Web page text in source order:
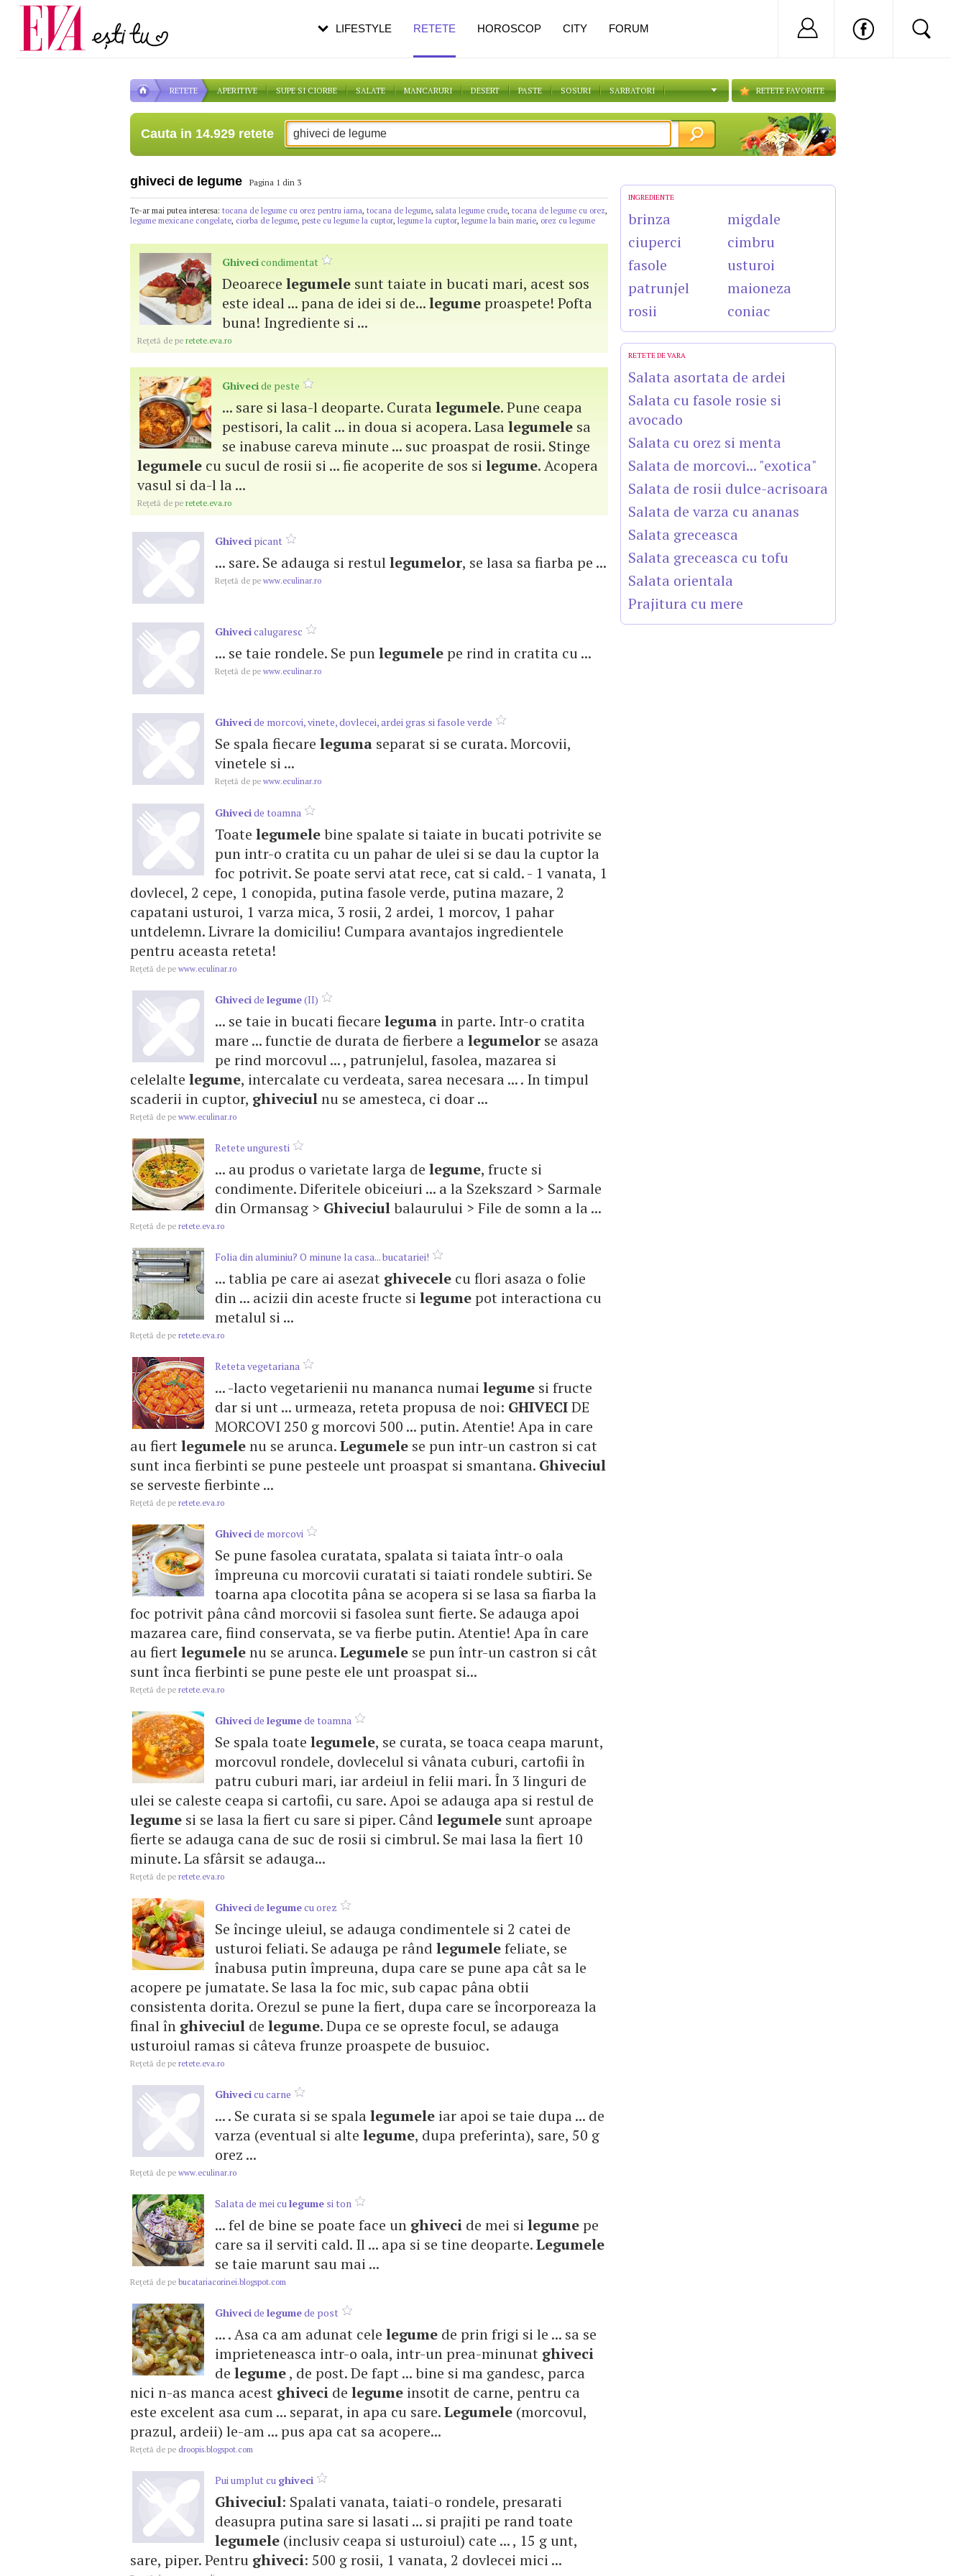
RETETE APERITIVE SUPE SI CIORBE SALATE MANCARURI DESERT PASTE SOSURI SARBATORI RETETE FAVORITE
Cauta in 14.929 retete
ghiveci de legume Pagina 1 din 3
Te-ar mai putea interesa: tocana de legume cu orez pentru iarna, tocana de legume, salata legume crude, tocana de legume cu orez,
legume mexicane congelate, ciorba de legume, peste cu legume la cuptor, legume la cuptor, legume la bain marie, orez cu legume
Ghivecicondimentat
Deoarece legumele sunt taiate in bucati mari, acest sos
este ideal ... pana de idei si de...legumeproaspete! Pofta
buna! Ingrediente si ...
Reţetă de pe retete.eva.ro
Ghivecide peste
... sare si lasa-l deoparte. Curatalegumele. Pune ceapa
pestisori, la calit ... in doua si acopera. Lasalegumele sa
se inabuse careva minute ... suc proaspat de rosii. Stinge
legumele cu sucul de rosii si ... fie acoperite de sos si legume. Acopera
vasul si da-l la ...
Reţetă de pe retete.eva.ro
Ghiveci picant
... sare. Se adauga si restullegumelor, se lasa sa fiarba pe ...
Reţetă de pe www.eculinar.ro
Ghivecicalugaresc
... se taie rondele. Se punlegumelepe rind in cratita cu ...
Reţetă de pe www.eculinar.ro
Ghivecide morcovi, vinete, dovlecei, ardei gras si fasole verde
Se spala fiecare leguma separat si se curata. Morcovii,
vinetele si ...
Reţetă de pe www.eculinar.ro
Ghivecide toamna
Toate legumelebine spalate si taiate in bucati potrivite se
pun intr-o cratita cu un pahar de ulei si se dau la cuptor la
foc potrivit. Se poate servi atat rece, cat si cald. - 1 vanata, 1
dovlecel, 2 cepe, 1 conopida, putina fasole verde, putina mazare, 2
capatani usturoi, 1 varza mica, 3 rosii, 2 ardei, 1 morcov, 1 pahar
untdelemn. Livrare la domiciliu! Cumpara avantajos ingredientele
pentru aceasta reteta!
Reţetă de pe www.eculinar.ro
Ghivecide legume(II)
... se taie in bucati fiecare leguma in parte. Intr-o cratita
mare ... functie de durata de fierbere alegumelor se asaza
pe rind morcovul ... , patrunjelul, fasolea, mazarea si
celelalte legume, intercalate cu verdeata, sarea necesara ... . In timpul
scaderii in cuptor, ghiveciulnu se amesteca, ci doar ...
Reţetă de pe www.eculinar.ro
Retete unguresti
... au produs o varietate larga de legume, fructe si
condimente. Diferitele obiceiuri ... a la Szekszard > Sarmale
din Ormansag > Ghiveciulbalaurului > File de somn a la ...
Reţetă de pe retete.eva.ro
Folia din aluminiu? O minune la casa... bucatariei!
... tablia pe care ai asezat ghivecele cu flori asaza o folie
din ... acizii din aceste fructe si legumepot interactiona cu
metalul si ...
Reţetă de pe retete.eva.ro
Reteta vegetariana
... -lacto vegetarienii nu mananca numai legume si fructe
dar si unt ... urmeaza, reteta propusa de noi: GHIVECIDE
MORCOVI 250 g morcovi 500 ... putin. Atentie! Apa in care
au fiertlegumelenu se arunca.Legumele se pun intr-un castron si cat
sunt inca fierbinti se pune pesteele unt proaspat si smantana. Ghiveciul
se serveste fierbinte ...
Reţetă de pe retete.eva.ro
Ghivecide morcovi
Se pune fasolea curatata, spalata si taiata într-o oala
împreuna cu morcovii curatati si taiati rondele subtiri. Se
toarna apa clocotita pâna se acopera si se lasa sa fiarba la
foc potrivit pâna când morcovii si fasolea sunt fierte. Se adauga apoi
mazarea care, fiind conservata, se va fierbe putin. Atentie! Apa în care
au fiertlegumelenu se arunca.Legumele se pun într-un castron si cât
sunt înca fierbinti se pune peste ele unt proaspat si...
Reţetă de pe retete.eva.ro
Ghivecide legumede toamna
Se spala toate legumele, se curata, se toaca ceapa marunt,
morcovul rondele, dovlecelul si vânata cuburi, cartofii în
patru cuburi mari, iar ardeiul in felii mari. În 3 linguri de
ulei se caleste ceapa si cartofii, cu sare. Apoi se adauga apa si restul de
legume si se lasa la fiert cu sare si piper. Când legumele sunt aproape
fierte se adauga cana de suc de rosii si cimbrul. Se mai lasa la fiert 10
minute. La sfârsit se adauga...
Reţetă de pe retete.eva.ro
Ghivecide legumecu orez
Se încinge uleiul, se adauga condimentele si 2 catei de
usturoi feliati. Se adauga pe rând legumelefeliate, se
înabusa putin împreuna, dupa care se pune apa cât sa le
acopere pe jumatate. Se lasa la foc mic, sub capac pâna obtii
consistenta dorita. Orezul se pune la fiert, dupa care se încorporeaza la
final în ghiveciul de legume. Dupa ce se opreste focul, se adauga
usturoiul ramas si câteva frunze proaspete de busuioc.
Reţetă de pe retete.eva.ro
Ghivecicu carne
... . Se curata si se spalalegumele iar apoi se taie dupa ... de
varza (eventual si alte legume, dupa preferinta), sare, 50 g
orez ...
Reţetă de pe www.eculinar.ro
Salata de mei culegume si ton
... fel de bine se poate face un ghiveci de mei si legumepe
care sa il serviti cald. Il ... apa si se tine deoparte.Legumele
se taie marunt sau mai ...
Reţetă de pe bucatariacorinei.blogspot.com
Ghivecide legumede post
... . Asa ca am adunat cele legume de prin frigi si le ... sa se
imprieteneasca intr-o oala, intr-un prea-minunat ghiveci
de legume, de post. De fapt ... bine si ma gandesc, parca
nici n-as manca acest ghiveci de legume insotit de carne, pentru ca
este excelent asa cum ... separat, in apa cu sare.Legumele (morcovul,
prazul, ardeii) le-am ... pus apa cat sa acopere...
Reţetă de pe droopis.blogspot.com
Pui umplut cu ghiveci
Ghiveciul: Spalati vanata, taiati-o rondele, presarati
deasupra putina sare si lasati ... si prajiti pe rand toate
legumele (inclusiv ceapa si usturoiul) cate ... , 15 g unt,
sare, piper. Pentru ghiveci: 500 g rosii, 1 vanata, 2 dovlecei mici ...
INGREDIENTE
brinza
ciuperci
fasole
patrunjel
rosii
migdale
cimbru
usturoi
maioneza
coniac
RETETE DE VARA
Salata asortata de ardei
Salata cu fasole rosie si
avocado
Salata cu orez si menta
Salata de morcovi... "exotica"
Salata de rosii dulce-acrisoara
Salata de varza cu ananas
Salata greceasca
Salata greceasca cu tofu
Salata orientala
Prajitura cu mere
LIFESTYLE RETETE HOROSCOP CITY FORUM Nu ai cont?
Carieră
Actualitate